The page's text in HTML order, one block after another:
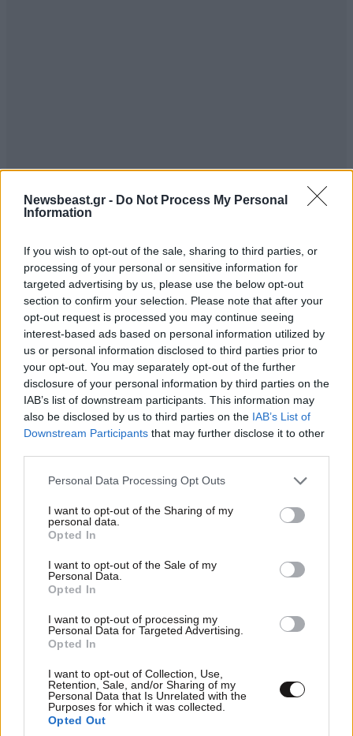
Newsbeast.gr - Do Not Process My Personal
Information
If you wish to opt-out of the sale, sharing to third parties, or
processing of your personal or sensitive information for
targeted advertising by us, please use the below opt-out
section to confirm your selection. Please note that after your
opt-out request is processed you may continue seeing
interest-based ads based on personal information utilized by
us or personal information disclosed to third parties prior to
your opt-out. You may separately opt-out of the further
disclosure of your personal information by third parties on the
IAB’s list of downstream participants. This information may
also be disclosed by us to third parties on the IAB’s List of
Downstream Participants that may further disclose it to other
Please note that this website/app uses one or more Google
not limited to your visit or usage behaviour. You may click to
grant or deny consent to Google and its third-party tags to
use your data for below specified purposes in below Google
consent section.
Personal Data Processing Opt Outs
I want to opt-out of the Sharing of my
personal data.
Opted In
I want to opt-out of the Sale of my
Personal Data.
Opted In
I want to opt-out of processing my
Personal Data for Targeted Advertising.
Opted In
I want to opt-out of Collection, Use,
Retention, Sale, and/or Sharing of my
Personal Data that Is Unrelated with the
Purposes for which it was collected.
Opted Out
Η δολοφονία της εγκύου Σάρον Τέιτ – Τι
απέγιναν τα μέλη της «Οικογένειας Μάνσον»;